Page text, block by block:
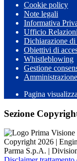
Cookie policy
Note legali
Informativa
Ufficio
Dichiarazione di
Obiettivi di
Whistleblowing
Gestione
Pagina
Sezione
Copyright 2026 |
Parma S.p.A. |